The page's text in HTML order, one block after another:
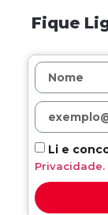
Fique
Li e
Privacidade.